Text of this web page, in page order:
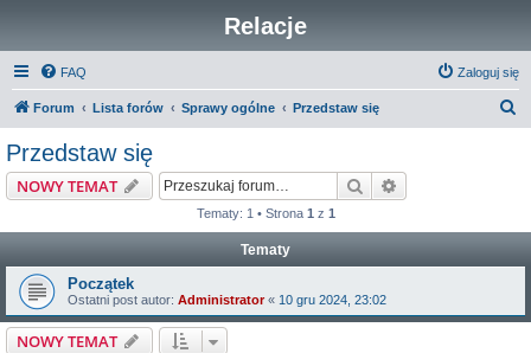
Relacje
FAQ Zaloguj się
Forum Lista forów Sprawy ogólne Przedstaw się
Przedstaw się
NOWY TEMAT Szukaj
Tematy: 1 • Strona 1 z 1
Tematy
Początek
Ostatni post autor: Administrator« 10 gru 2024, 23:02
NOWY TEMAT